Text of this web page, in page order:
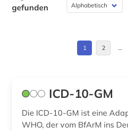
berichterstattung (1)
Suedamerika (5)
gefunden
1 2 …
ICD-10-GM
Die ICD-10-GM ist eine
WHO, der vom BfArM ins